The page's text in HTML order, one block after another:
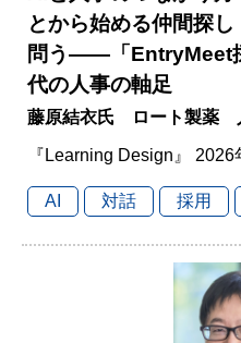
とから始める仲間探
問う――「EntryMeet
代の人事の軸足
藤原結衣氏 ロート製薬
『Learning Design』 2026
AI 対話 採用